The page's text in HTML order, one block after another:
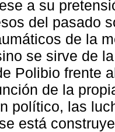
a su
del pasado
de la
se sirve de
Polibio frente
de la
político, las
está